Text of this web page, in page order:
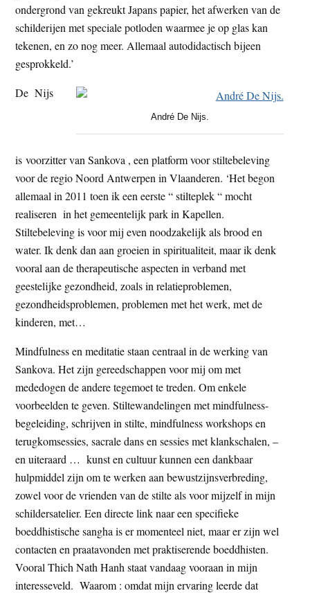
ondergrond van gekreukt Japans papier, het afwerken van de
schilderijen met speciale potloden waarmee je op glas kan
tekenen, en zo nog meer. Allemaal autodidactisch bijeen
gesprokkeld.’
André De Nijs.
De Nijs
is voorzitter van Sankova , een platform voor stiltebeleving
voor de regio Noord Antwerpen in Vlaanderen. ‘Het begon
allemaal in 2011 toen ik een eerste “ stilteplek “ mocht
realiseren in het gemeentelijk park in Kapellen.
Stiltebeleving is voor mij even noodzakelijk als brood en
water. Ik denk dan aan groeien in spiritualiteit, maar ik denk
vooral aan de therapeutische aspecten in verband met
geestelijke gezondheid, zoals in relatieproblemen,
gezondheidsproblemen, problemen met het werk, met de
kinderen, met…
Mindfulness en meditatie staan centraal in de werking van
Sankova. Het zijn gereedschappen voor mij om met
mededogen de andere tegemoet te treden. Om enkele
voorbeelden te geven. Stiltewandelingen met mindfulness-
begeleiding, schrijven in stilte, mindfulness workshops en
terugkomsessies, sacrale dans en sessies met klankschalen, –
en uiteraard … kunst en cultuur kunnen een dankbaar
hulpmiddel zijn om te werken aan bewustzijnsverbreding,
zowel voor de vrienden van de stilte als voor mijzelf in mijn
schildersatelier. Een directe link naar een specifieke
boeddhistische sangha is er momenteel niet, maar er zijn wel
contacten en praatavonden met praktiserende boeddhisten.
Vooral Thich Nath Hanh staat vandaag vooraan in mijn
interesseveld. Waarom : omdat mijn ervaring leerde dat